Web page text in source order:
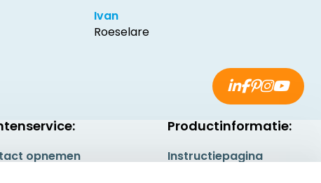
Ivan
Roeselare
opnemen
Productinformatie:
Instructiepagina